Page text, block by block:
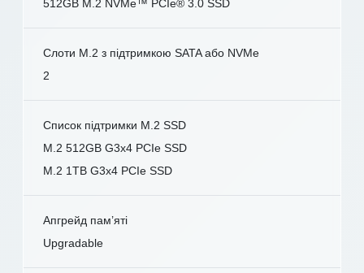
512GB M.2 NVMe™ PCIe® 3.0 SSD
Слоти M.2 з підтримкою SATA або NVMe
2
Список підтримки M.2 SSD
M.2 512GB G3x4 PCIe SSD
M.2 1TB G3x4 PCIe SSD
Апгрейд пам’яті
Upgradable